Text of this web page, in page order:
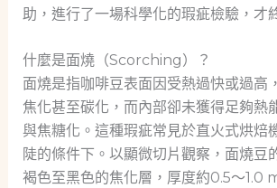
助，進行了一場科學化的瑕疵檢驗，才
什麼是面燒（Scorching）？
面燒是指咖啡豆表面因受熱過快或過高
焦化甚至碳化，而內部卻未獲得足夠熱
與焦糖化。這種瑕疵常見於直火式烘焙
陡的條件下。以顯微切片觀察，面燒豆
褐色至黑色的焦化層，厚度約0.5～1.0